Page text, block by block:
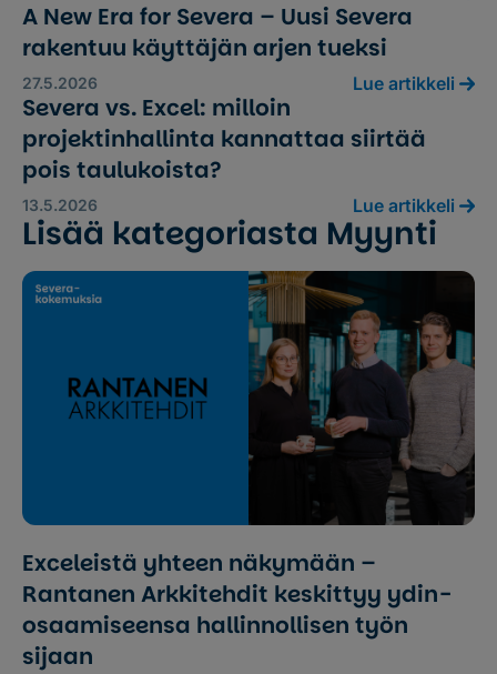
A New Era for Severa – Uusi Severa
rakentuu käyttäjän arjen tueksi
27.5.2026 Lue artikkeli
Severa vs. Excel: milloin
projektinhallinta kannattaa siirtää
pois taulukoista?
13.5.2026 Lue artikkeli
Lisää kategoriasta Myynti
Exceleistä yhteen näkymään –
Rantanen Arkkitehdit keskittyy ydin­
osaamiseensa hallinnollisen työn
sijaan